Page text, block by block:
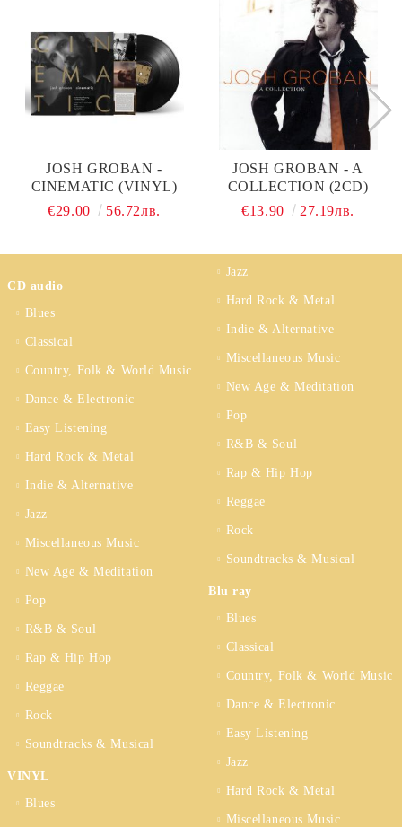
JOSH GROBAN -
CINEMATIC (VINYL)
€29.00
56.72лв.
JOSH GROBAN - A
COLLECTION (2CD)
€13.90
27.19лв.
CD audio
Blues
Classical
Country, Folk & World Music
Dance & Electronic
Easy Listening
Hard Rock & Metal
Indie & Alternative
Jazz
Miscellaneous Music
New Age & Meditation
Pop
R&B & Soul
Rap & Hip Hop
Reggae
Rock
Soundtracks & Musical
VINYL
Blues
Jazz
Hard Rock & Metal
Indie & Alternative
Miscellaneous Music
New Age & Meditation
Pop
R&B & Soul
Rap & Hip Hop
Reggae
Rock
Soundtracks & Musical
Blu ray
Blues
Classical
Country, Folk & World Music
Dance & Electronic
Easy Listening
Jazz
Hard Rock & Metal
Miscellaneous Music